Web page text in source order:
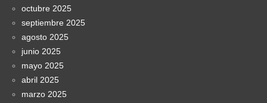
octubre 2025
septiembre 2025
agosto 2025
junio 2025
mayo 2025
abril 2025
marzo 2025